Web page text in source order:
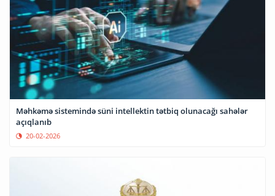
Məhkəmə sistemində süni intellektin tətbiq olunacağı sahələr
açıqlanıb
20-02-2026